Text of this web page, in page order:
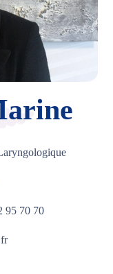
95 70 70